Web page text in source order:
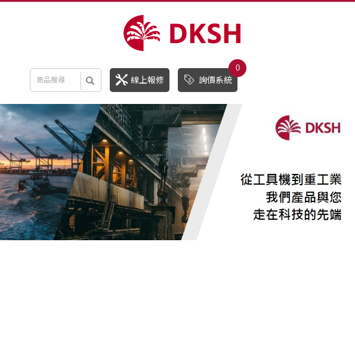
線上報修 詢價系統
0